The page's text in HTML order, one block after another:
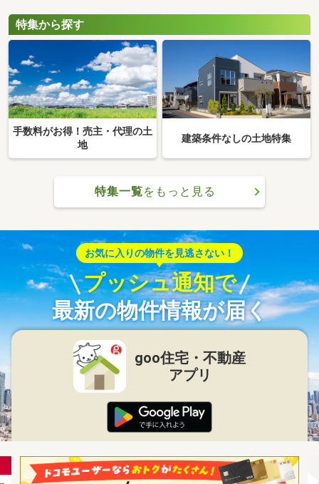
特集から探す
手数料がお得！売主・代理の土
地
建築条件なしの土地特集
特集一覧をもっと見る
お気に入りの物件を見逃さない！
プッシュ通知で
最新の物件情報が届く
goo住宅・不動産
アプリ